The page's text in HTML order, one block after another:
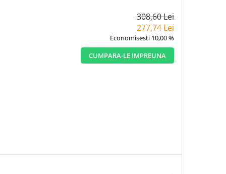
308,60 Lei
277,74 Lei
Economisesti 10,00 %
CUMPARA-LE IMPREUNA